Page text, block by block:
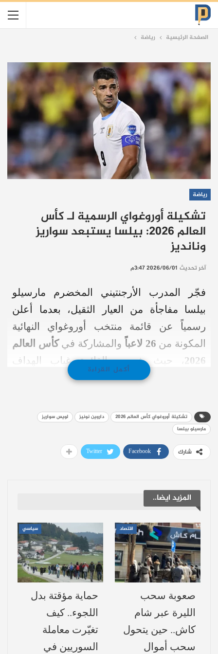
الصفحة الرئيسية رياضة
رياضة
تشكيلة أوروغواي الرسمية لـ كأس
العالم 2026: بيلسا يستبعد سواريز
ونانديز
آخر تحديث 2026/06/01 3:47م
فجّر المدرب الأرجنتيني المخضرم مارسيلو
بيلسا مفاجأة من العيار الثقيل، بعدما أعلن
رسمياً عن قائمة منتخب أوروغواي النهائية
المكونة من 26 لاعباً والمشاركة فيكأس العالم
2026 ، حيث شهدت القائمة غياب الهداف
لويس سواريزوالظهيرناهيتان نانديز
في مواصلة خطته لتجديد دماء “السيليستي”،
والاعتماد على عناصر شابة، بالرغم من تلميحات
سواريز السابقة بإمكانية العودة عن الاعتزال
الانتقادات العلنية السابقة التي وجهها سواريز
لأسلوب إدارة بيلسا لغرفة الملابس قد ساهمت
في هذا القرار، رغم اعتذار اللاعب عنها لاحقاً.
جدول مباريات أوروغواي في
كأس العالم 2026 (المجموعة
الثامنة)
يخوض منتخب أوروغواي منافسات المونديال
ضمن المجموعة الثامنة
، وجاءت مواجهاته في
دور المجموعات كالتالي:
أكمل القراءة
تشكيلة أوروغواي كأس العالم 2026 داروين نونيز
لويس سواريز
مارسيلو بيلسا
شارك Facebook
Twitter
المزيد ايضا..
اقتصاد
صعوبة سحب
الليرة عبر شام
كاش.. حين يتحول
سحب أموال
سياسي
حماية مؤقتة بدل
اللجوء.. كيف
تغيّرت معاملة
السوريين في